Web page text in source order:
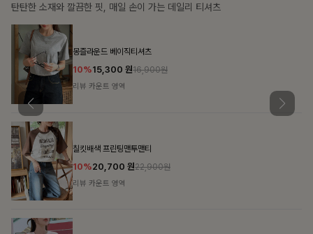
특별한 날부터 일상까지 함께하는 룩